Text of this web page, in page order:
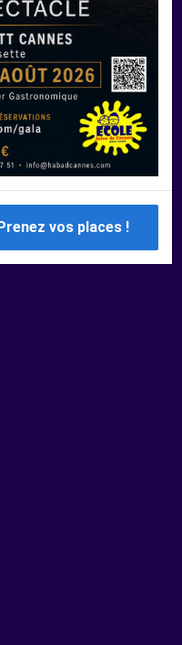
Mercredi 12 Août 2026 - Prenez vos places !